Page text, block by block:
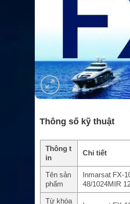
Thông số kỹ thuật
Thông t
in
Chi tiết
Tên sản
phẩm
Inmarsat FX-
48/1024MIR
Từ khóa